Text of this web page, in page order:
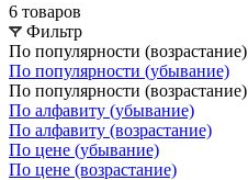
6 товаров
Фильтр
По популярности (возрастание)
По популярности (убывание)
По популярности (возрастание)
По алфавиту (убывание)
По алфавиту (возрастание)
По цене (убывание)
По цене (возрастание)